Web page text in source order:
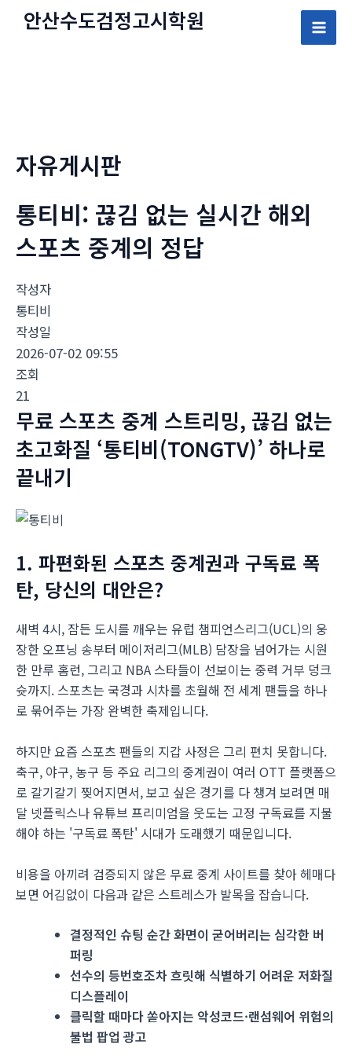
안산수도검정고시학원
Main
자유게시판
통티비: 끊김 없는 실시간 해외
스포츠 중계의 정답
작성자
통티비
작성일
2026-07-02 09:55
조회
21
무료 스포츠 중계 스트리밍, 끊김 없는
초고화질 ‘통티비(TONGTV)’ 하나로
끝내기
1. 파편화된 스포츠 중계권과 구독료 폭
탄, 당신의 대안은?
새벽 4시, 잠든 도시를 깨우는 유럽 챔피언스리그(UCL)의 웅
장한 오프닝 송부터 메이저리그(MLB) 담장을 넘어가는 시원
한 만루 홈런, 그리고 NBA 스타들이 선보이는 중력 거부 덩크
슛까지. 스포츠는 국경과 시차를 초월해 전 세계 팬들을 하나
로 묶어주는 가장 완벽한 축제입니다.
하지만 요즘 스포츠 팬들의 지갑 사정은 그리 편치 못합니다.
축구, 야구, 농구 등 주요 리그의 중계권이 여러 OTT 플랫폼으
로 갈기갈기 찢어지면서, 보고 싶은 경기를 다 챙겨 보려면 매
달 넷플릭스나 유튜브 프리미엄을 웃도는 고정 구독료를 지불
해야 하는 '구독료 폭탄' 시대가 도래했기 때문입니다.
비용을 아끼려 검증되지 않은 무료 중계 사이트를 찾아 헤매다
보면 어김없이 다음과 같은 스트레스가 발목을 잡습니다.
결정적인 슈팅 순간 화면이 굳어버리는 심각한 버
퍼링
선수의 등번호조차 흐릿해 식별하기 어려운 저화질
디스플레이
클릭할 때마다 쏟아지는 악성코드·랜섬웨어 위험의
불법 팝업 광고